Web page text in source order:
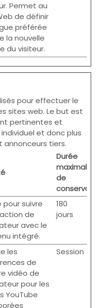
Permet au
de définir
préférée
la nouvelle
du visiteur.
pour effectuer le
sites web. Le but est
pertinentes et
et donc plus
annonceurs tiers.
Durée
maximale
de
pour suivre
de
avec le
intégré.
180
jours
les
de
vidéo de
pour les
YouTube
Session